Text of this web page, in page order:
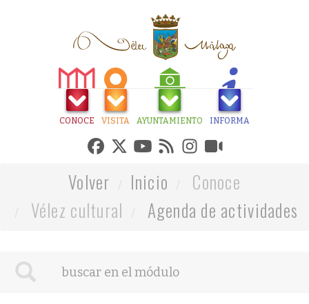
CONOCE VISITA AYUNTAMIENTO INFORMA
Volver Inicio
Conoce
Vélez cultural
Agenda de actividades